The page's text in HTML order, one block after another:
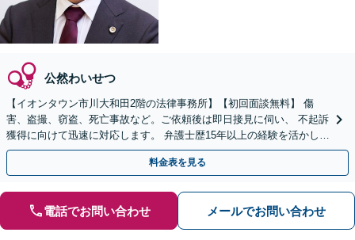
公然わいせつ
【イオンタウン市川大和田2階の法律事務所】【初回面談無料】 傷
害、盗撮、窃盗、死亡事故など。ご依頼後は即日接見に伺い、 不起訴
獲得に向けて迅速に対応します。 弁護士歴15年以上の経験を活かし、
最善の結果を模索します。【電話相談可】
料金表を見る
電話でお問い合わせ メールでお問い合わせ